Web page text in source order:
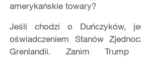
amerykańskie towary?
Jeśli chodzi o Duńczyków,
oświadczeniem Stanów
Grenlandii. Zanim Trump